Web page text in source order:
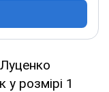
у розмірі 1